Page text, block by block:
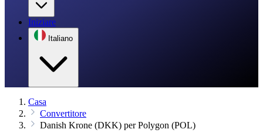
Iniziare
Italiano
Casa
Convertitore
Danish Krone (DKK) per Polygon (POL)